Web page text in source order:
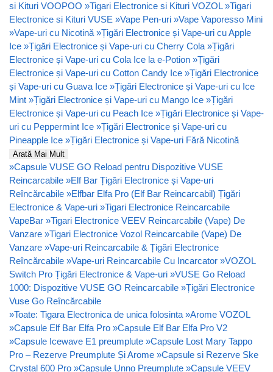
si Kituri VOOPOO »Tigari Electronice si Kituri VOZOL »Tigari
Electronice si Kituri VUSE »Vape Pen-uri »Vape Vaporesso Mini
»Vape-uri cu Nicotină »Țigări Electronice și Vape-uri cu Apple
Ice »Țigări Electronice și Vape-uri cu Cherry Cola »Țigări
Electronice și Vape-uri cu Cola Ice la e-Potion »Țigări
Electronice și Vape-uri cu Cotton Candy Ice »Țigări Electronice
și Vape-uri cu Guava Ice »Țigări Electronice și Vape-uri cu Ice
Mint »Țigări Electronice și Vape-uri cu Mango Ice »Țigări
Electronice și Vape-uri cu Peach Ice »Țigări Electronice și Vape-
uri cu Peppermint Ice »Țigări Electronice și Vape-uri cu
Pineapple Ice »Țigări Electronice și Vape-uri Fără Nicotină
Arată Mai Mult
»Capsule VUSE GO Reload pentru Dispozitive VUSE
Reincarcabile »Elf Bar Țigări Electronice și Vape-uri
Reîncărcabile »Elfbar Elfa Pro (Elf Bar Reincarcabil) Țigări
Electronice & Vape-uri »Tigari Electronice Reincarcabile
VapeBar »Tigari Electronice VEEV Reincarcabile (Vape) De
Vanzare »Tigari Electronice Vozol Reincarcabile (Vape) De
Vanzare »Vape-uri Reincarcabile & Țigări Electronice
Reîncărcabile »Vape-uri Reincarcabile Cu Incarcator »VOZOL
Switch Pro Țigări Electronice & Vape-uri »VUSE Go Reload
1000: Dispozitive VUSE GO Reincarcabile »Țigări Electronice
Vuse Go Reîncărcabile
»Toate: Tigara Electronica de unica folosinta »Arome VOZOL
»Capsule Elf Bar Elfa Pro »Capsule Elf Bar Elfa Pro V2
»Capsule Icewave E1 preumplute »Capsule Lost Mary Tappo
Pro – Rezerve Preumplute Și Arome »Capsule si Rezerve Ske
Crystal 600 Pro »Capsule Unno Preumplute »Capsule VEEV